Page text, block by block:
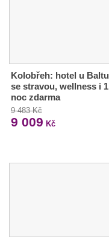
Kolobřeh: hotel u Baltu
se stravou, wellness i 1
noc zdarma
9 483 Kč
9 009 Kč